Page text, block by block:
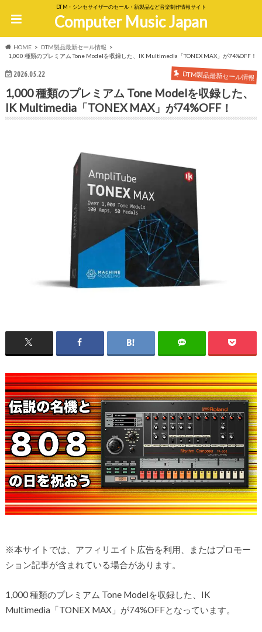
DTM・シンセサイザーのセール・新製品など音楽制作情報サイト
Computer Music Japan
HOME
DTM製品最新セール情報
1,000 種類のプレミアム Tone Modelを収録した、IK Multimedia「TONEX MAX」が74%OFF！
2026.05.22 DTM製品最新セール情報
1,000 種類のプレミアム Tone Modelを収録した、
IK Multimedia「TONEX MAX」が74%OFF！
※本サイトでは、アフィリエイト広告を利用、またはプロモー
ション記事が含まれている場合があります。
1,000 種類のプレミアム Tone Modelを収録した、IK
Multimedia「TONEX MAX」が74%OFFとなっています。